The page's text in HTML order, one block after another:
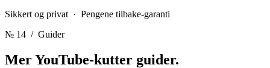
Sikkert og privat · Pengene tilbake-garanti
№ 14 / Guider
Mer YouTube-kutter guider.